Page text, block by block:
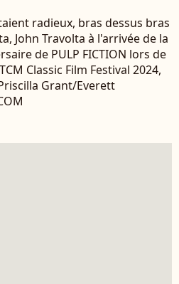
radieux, bras dessus bras
John Travolta à l'arrivée de la
de PULP FICTION lors de
Classic Film Festival 2024,
Grant/Everett